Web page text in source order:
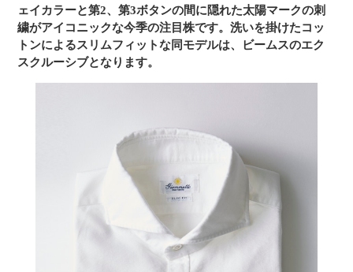
ェイカラーと第2、第3ボタンの間に隠れた太陽マークの刺
繍がアイコニックな今季の注目株です。洗いを掛けたコッ
トンによるスリムフィットな同モデルは、ビームスのエク
スクルーシブとなります。